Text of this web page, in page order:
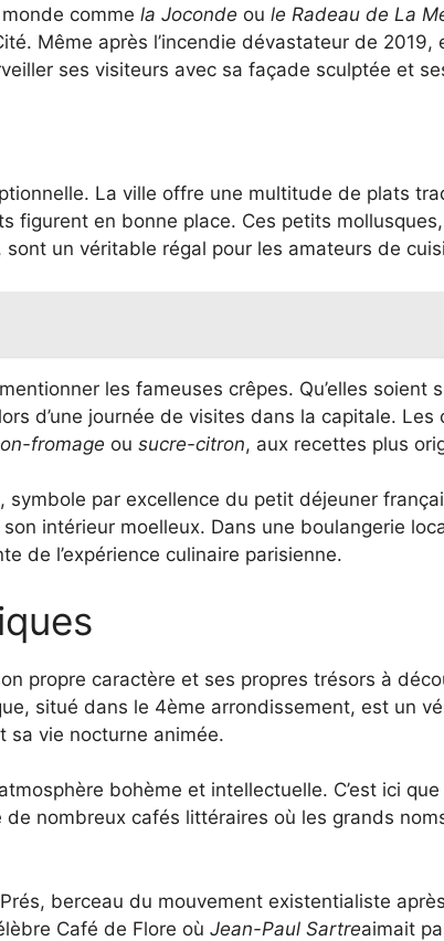
comme la Joconde ou le Radeau de La
Même après l’incendie dévastateur de
ses visiteurs avec sa façade sculptée et
La ville offre une multitude de plats
figurent en bonne place. Ces petits
un véritable régal pour les amateurs de
les fameuses crêpes. Qu’elles soient
d’une journée de visites dans la capitale. Les
fromage ou sucre-citron, aux recettes plus
par excellence du petit déjeuner
intérieur moelleux. Dans une boulangerie
de l’expérience culinaire parisienne.
propre caractère et ses propres trésors à
situé dans le 4ème arrondissement, est un
sa vie nocturne animée.
bohème et intellectuelle. C’est ici
nombreux cafés littéraires où les grands
berceau du mouvement existentialiste
Café de Flore où Jean-Paul Sartreaimait